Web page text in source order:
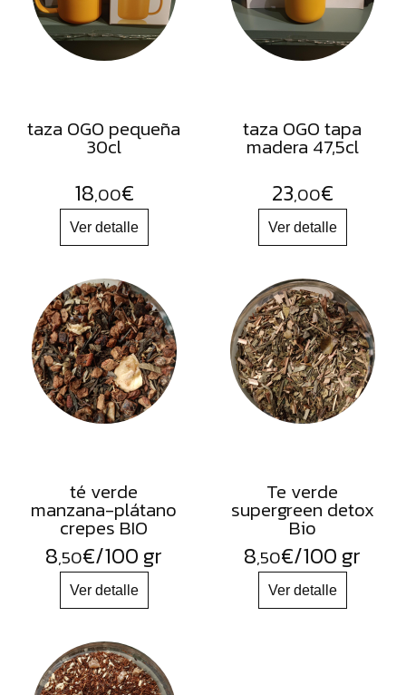
FRUTOS
SECOS
SAL
HARINAS
ACEITES
FLORES
PRODUCTOS
ACCESORIOS
ALIMENTOS
DESHIDRATADOS
taza OGO pequeña
30cl
18,00€
taza OGO tapa
madera 47,5cl
23,00€
té verde
manzana-plátano
crepes BIO
8,50€/100 gr
Te verde
supergreen detox
Bio
8,50€/100 gr